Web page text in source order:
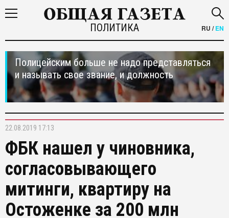
ПОЛИТИКА RU /EN
Полицейским больше не надо представляться
и называть свое звание, и должность
22.08.2019 17:13
ФБК нашел у чиновника,
согласовывающего
митинги, квартиру на
Остоженке за 200 млн